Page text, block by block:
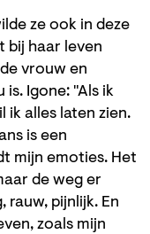
ze ook in deze
bij haar leven
vrouw en
Igone: "Als ik
ik alles laten zien.
is een
mijn emoties. Het
de weg er
rauw, pijnlijk. En
zoals mijn